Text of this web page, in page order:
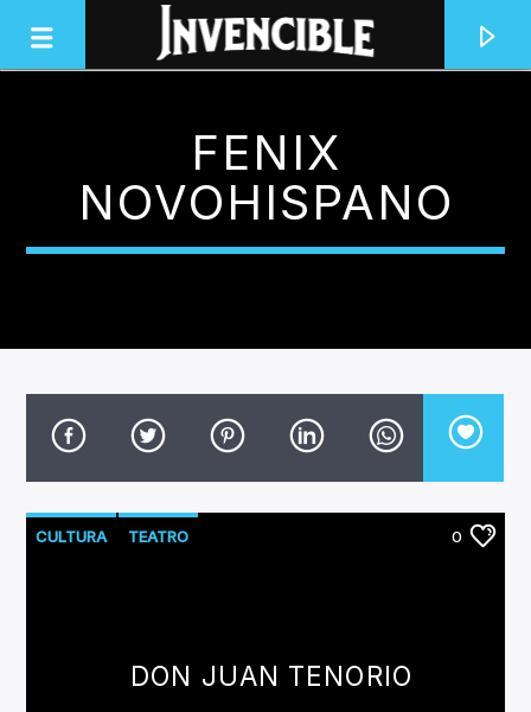
INVENCIBLE RADIO
JUNTOS SOMOS INVENCIBLES
CANCIÓN ACTUAL
FENIX
NOVOHISPANO
CULTURA TEATRO 0
DON JUAN TENORIO